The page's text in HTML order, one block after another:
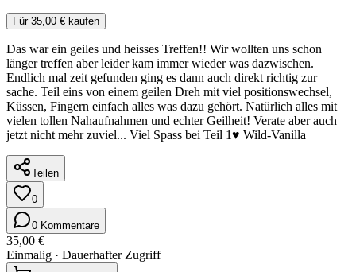
Für 35,00 € kaufen
Das war ein geiles und heisses Treffen!! Wir wollten uns schon
länger treffen aber leider kam immer wieder was dazwischen.
Endlich mal zeit gefunden ging es dann auch direkt richtig zur
sache. Teil eins von einem geilen Dreh mit viel positionswechsel,
Küssen, Fingern einfach alles was dazu gehört. Natürlich alles mit
vielen tollen Nahaufnahmen und echter Geilheit! Verate aber auch
jetzt nicht mehr zuviel... Viel Spass bei Teil 1♥ Wild-Vanilla
Teilen
0
0 Kommentare
35,00 €
Einmalig · Dauerhafter Zugriff